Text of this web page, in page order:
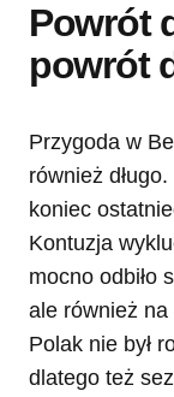
Powrót
powrót
Przygoda w
również
koniec
Kontuzja
mocno odbiło
ale również
Polak nie był
dlatego też